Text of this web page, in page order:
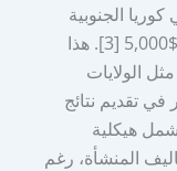
الجنوبية
عادةً من حد أدنى $3,000 إلى حد أقصى $5,000 [3]. هذا
الولايات
في تقديم نتائج
هيكلية
المنشأة، رغم